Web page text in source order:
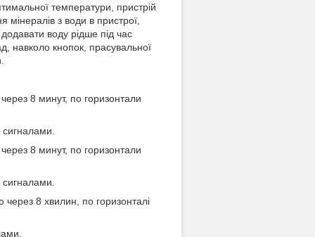
температури, пристрій
з води в пристрої,
воду рідше під час
навколо кнопок, прасувальної
8 минут, по горизонтали
8 минут, по горизонтали
через 8 хвилин, по горизонталі